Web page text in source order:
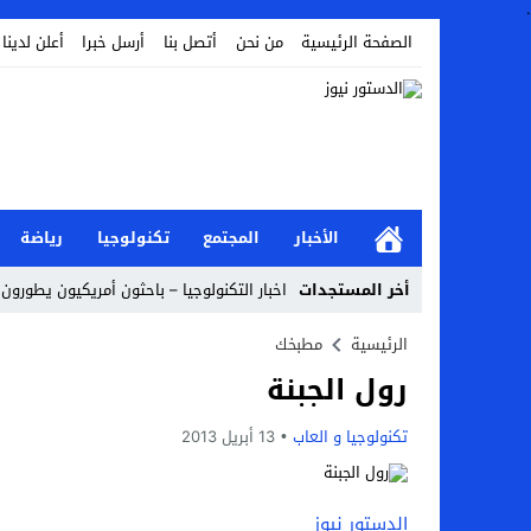
.
الصفحة الرئيسية
من نحن أتصل بنا أرسل خبرا أعلن لدينا
الأخبار المجتمع تكنولوجيا رياضة
أخر المستجدات اخبار التكنولوجيا – باحثون أمريكيون
أخبار الفن – ب الفن – إسعاد يونس: عادل
اراء و اقلام الدستور – بعد ست سنوات من
مال و اعمال – تراجع السندات الخليجية
الرئيسية مطبخك
رول الجبنة
تكنولوجيا و العاب 13 أبريل 2013
الدستور نيوز